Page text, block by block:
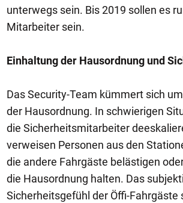
unterwegs sein. Bis 2019 sollen es
Mitarbeiter sein.
Einhaltung der Hausordnung und
Das Security-Team kümmert sich
der Hausordnung. In schwierigen
die Sicherheitsmitarbeiter
verweisen Personen aus den
die andere Fahrgäste belästigen
die Hausordnung halten. Das
Sicherheitsgefühl der Öffi-Fahrgäste